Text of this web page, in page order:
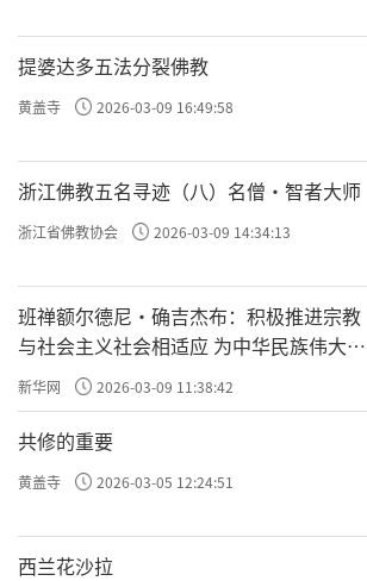
提婆达多五法分裂佛教
黄盖寺 2026-03-09 16:49:58
浙江佛教五名寻迹（八）名僧·智者大师
浙江省佛教协会 2026-03-09 14:34:13
班禅额尔德尼·确吉杰布：积极推进宗教
与社会主义社会相适应 为中华民族伟大复
兴贡献力量
新华网 2026-03-09 11:38:42
共修的重要
黄盖寺 2026-03-05 12:24:51
西兰花沙拉